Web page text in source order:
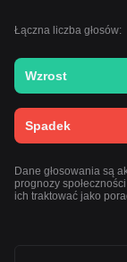
Łączna liczba głosów:
Wzrost
Spadek
Dane głosowania są
prognozy
ich traktować jako